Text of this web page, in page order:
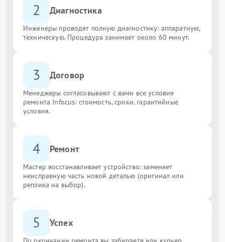
2 Диагностика
Инженеры проводят полную диагностику: аппаратную,
техническую. Процедура занимает около 60 минут.
3 Договор
Менеджеры согласовывают с вами все условия
ремонта Infocus: стоимость, сроки, гарантийные
условия.
4 Ремонт
Мастер восстанавливает устройство: заменяет
неисправную часть новой деталью (оригинал или
реплика на выбор).
5 Успех